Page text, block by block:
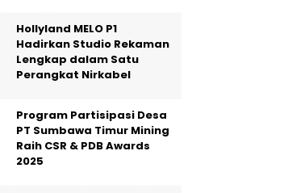
Hollyland MELO P1
Hadirkan Studio Rekaman
Lengkap dalam Satu
Perangkat Nirkabel
Program Partisipasi Desa
PT Sumbawa Timur Mining
Raih CSR & PDB Awards
2025